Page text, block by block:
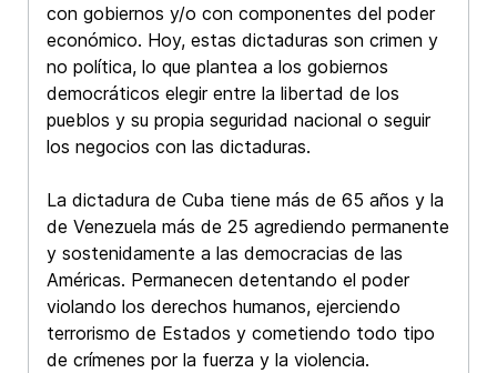
con gobiernos y/o con componentes del poder
económico. Hoy, estas dictaduras son crimen y
no política, lo que plantea a los gobiernos
democráticos elegir entre la libertad de los
pueblos y su propia seguridad nacional o seguir
los negocios con las dictaduras.
La dictadura de Cuba tiene más de 65 años y la
de Venezuela más de 25 agrediendo permanente
y sostenidamente a las democracias de las
Américas. Permanecen detentando el poder
violando los derechos humanos, ejerciendo
terrorismo de Estados y cometiendo todo tipo
de crímenes por la fuerza y la violencia.